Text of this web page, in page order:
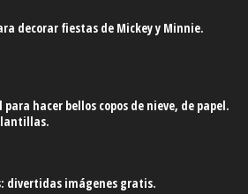
decorar fiestas de Mickey y Minnie.
hacer bellos copos de nieve, de papel.
divertidas imágenes gratis.